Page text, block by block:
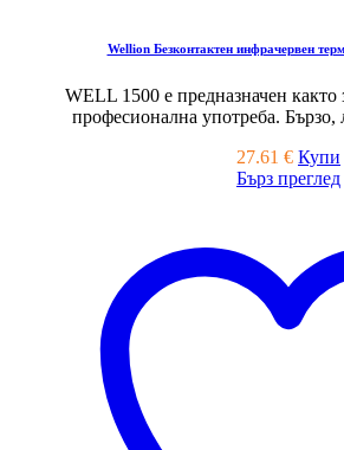
Wellion Безконтактен инфрачервен
WELL 1500 е предназначен както
професионална употреба. Бързо,
27.61 € Купи
Бърз преглед